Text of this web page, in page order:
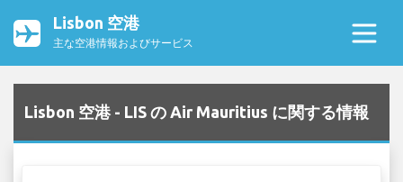
Lisbon 空港
主な空港情報およびサービス
Lisbon 空港 - LIS の Air Mauritius に関する情報